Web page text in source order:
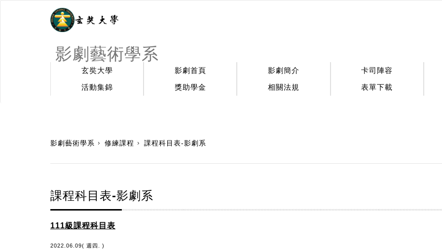
影劇藝術學系
玄奘大學 影劇首頁 影劇簡介
卡司陣容
活動集錦
獎助學金 相關法規 表單下載
影劇藝術學系 修練課程 課程科目表-影劇系
課程科目表-影劇系
111級課程科目表
2022.06.09( 週四. )